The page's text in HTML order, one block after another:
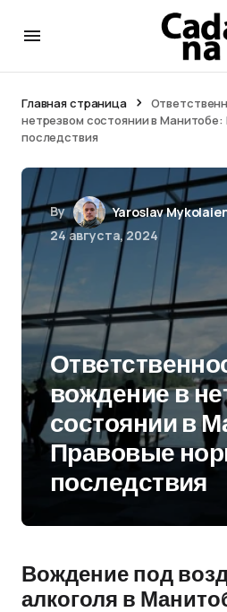
Главная страница
нетрезвом состоянии в
последствия
By
Yaroslav
24 августа, 2024
вождение в
состоянии в
Правовые
последствия
Вождение под
алкоголя в